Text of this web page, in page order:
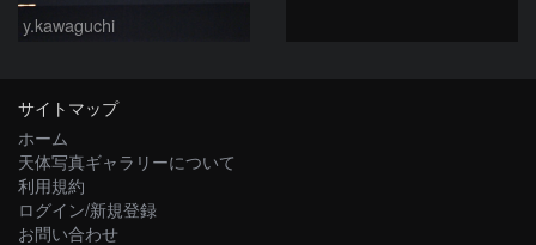
y.kawaguchi
サイトマップ
ホーム
天体写真ギャラリーについて
利用規約
ログイン/新規登録
お問い合わせ